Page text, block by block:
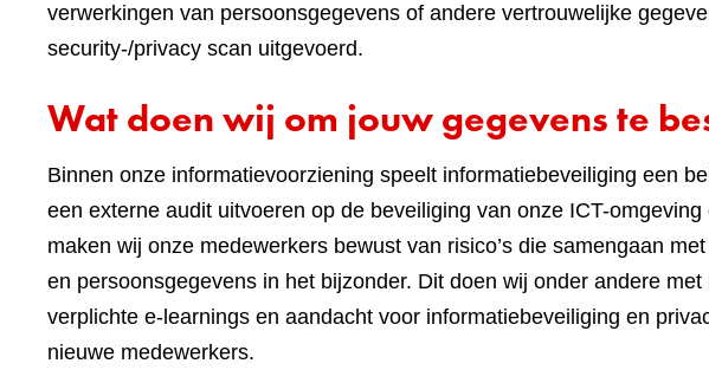
verwerkingen van persoonsgegevens of andere vertrouwelijke
security-/privacy scan uitgevoerd.
Wat doen wij om jouw gegevens te
Binnen onze informatievoorziening speelt informatiebeveiliging een
een externe audit uitvoeren op de beveiliging van onze ICT-
maken wij onze medewerkers bewust van risico’s die samengaan
en persoonsgegevens in het bijzonder. Dit doen wij onder andere
verplichte e-learnings en aandacht voor informatiebeveiliging en
nieuwe medewerkers.